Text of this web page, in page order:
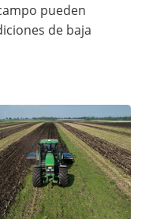
pueden
de baja